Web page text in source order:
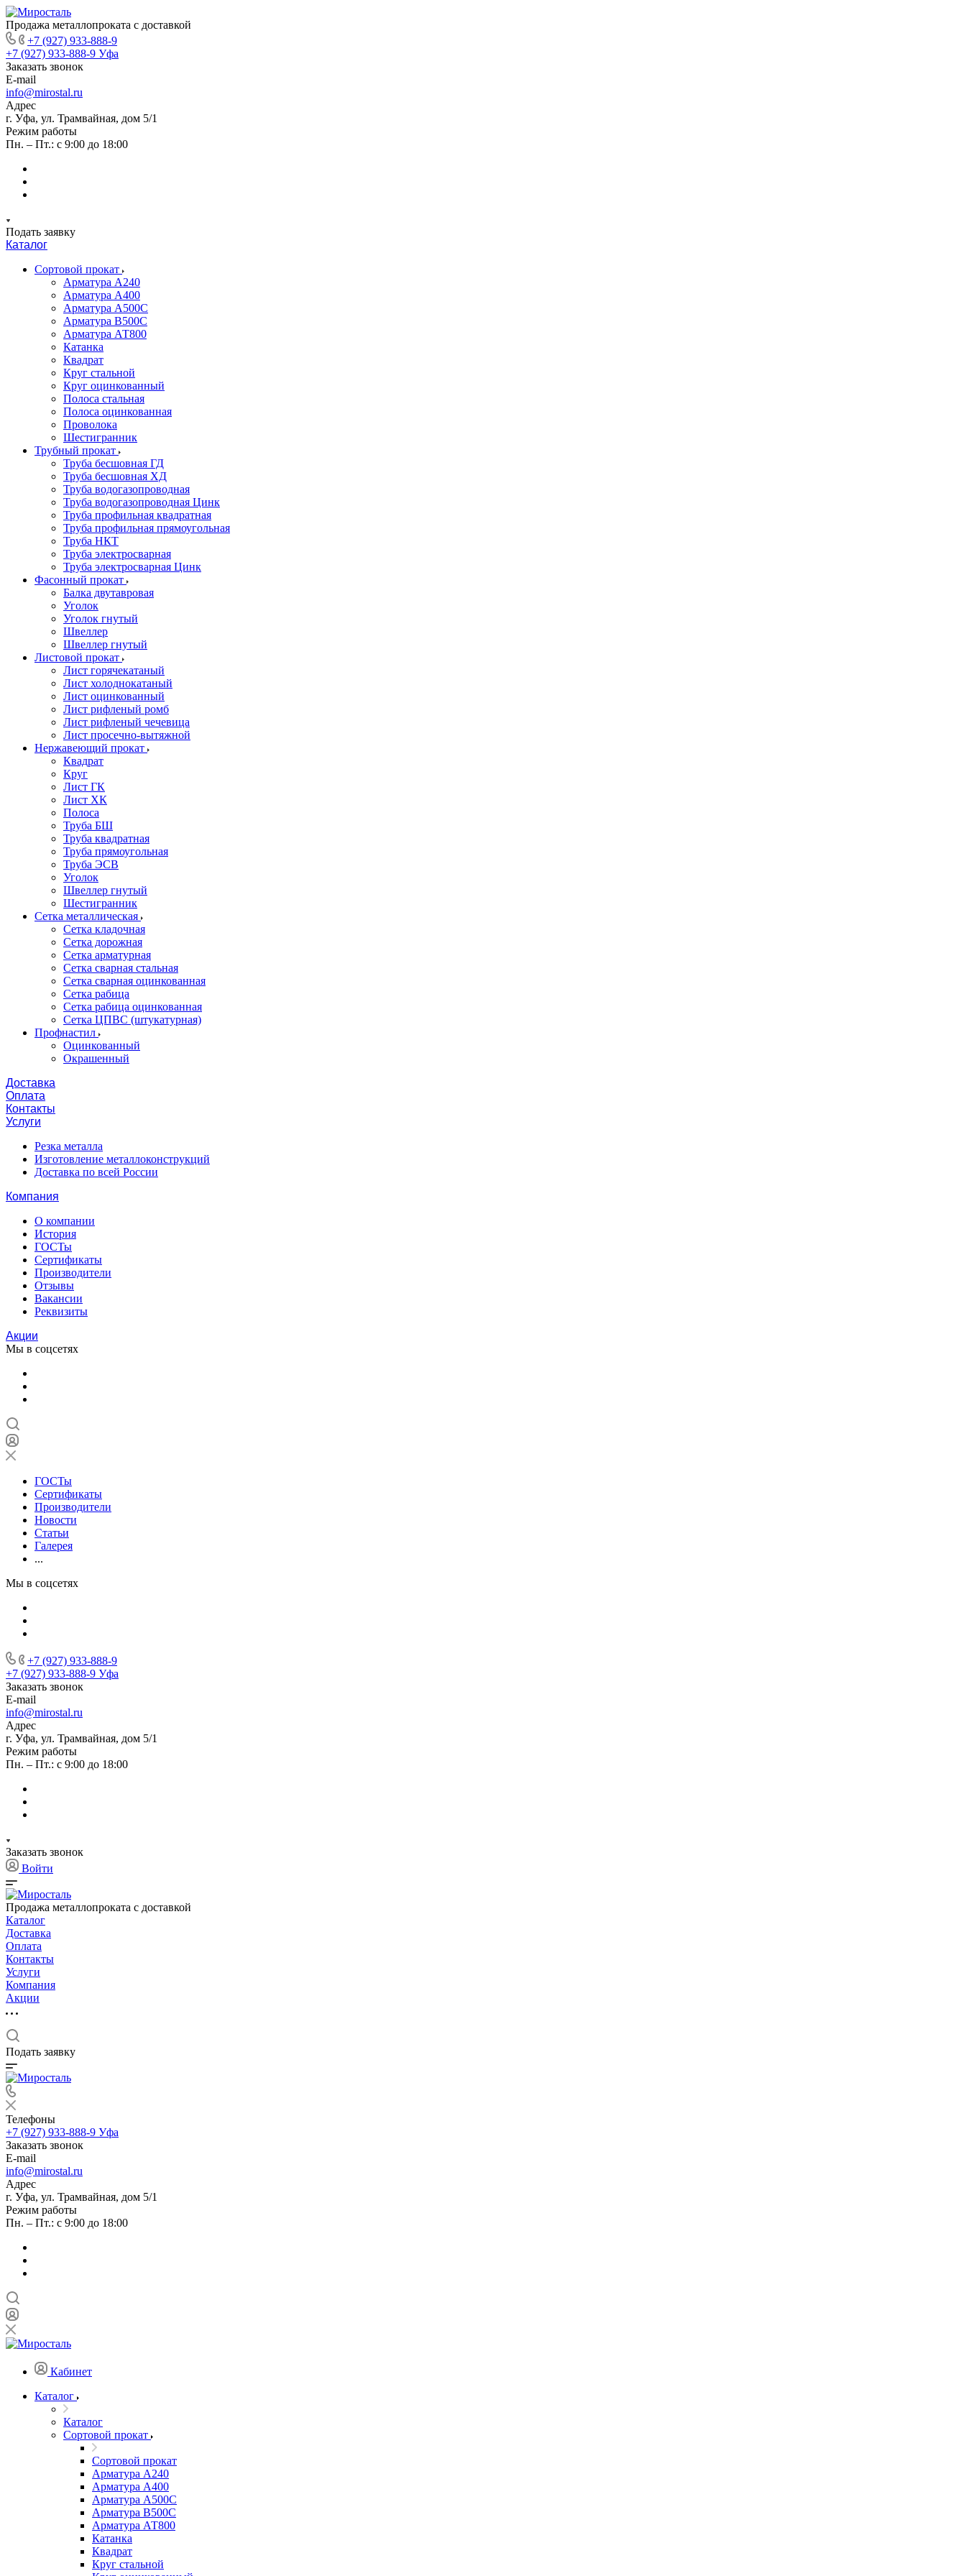
Продажа металлопроката с доставкой
+7 (927) 933-888-9
+7 (927) 933-888-9 Уфа
Заказать звонок
E-mail
info@mirostal.ru
Адрес
г. Уфа, ул. Трамвайная, дом 5/1
Режим работы
Пн. – Пт.: с 9:00 до 18:00
Подать заявку
Каталог
Сортовой прокат
Арматура А240
Арматура А400
Арматура А500C
Арматура В500С
Арматура АТ800
Катанка
Квадрат
Круг стальной
Круг оцинкованный
Полоса стальная
Полоса оцинкованная
Проволока
Шестигранник
Трубный прокат
Труба бесшовная ГД
Труба бесшовная ХД
Труба водогазопроводная
Труба водогазопроводная Цинк
Труба профильная квадратная
Труба профильная прямоугольная
Труба НКТ
Труба электросварная
Труба электросварная Цинк
Фасонный прокат
Балка двутавровая
Уголок
Уголок гнутый
Швеллер
Швеллер гнутый
Листовой прокат
Лист горячекатаный
Лист холоднокатаный
Лист оцинкованный
Лист рифленый ромб
Лист рифленый чечевица
Лист просечно-вытяжной
Нержавеющий прокат
Квадрат
Круг
Лист ГК
Лист ХК
Полоса
Труба БШ
Труба квадратная
Труба прямоугольная
Труба ЭСВ
Уголок
Швеллер гнутый
Шестигранник
Сетка металлическая
Сетка кладочная
Сетка дорожная
Сетка арматурная
Сетка сварная стальная
Сетка сварная оцинкованная
Сетка рабица
Сетка рабица оцинкованная
Сетка ЦПВС (штукатурная)
Профнастил
Оцинкованный
Окрашенный
Доставка
Оплата
Контакты
Услуги
Резка металла
Изготовление металлоконструкций
Доставка по всей России
Компания
О компании
История
ГОСТы
Сертификаты
Производители
Отзывы
Вакансии
Реквизиты
Акции
Мы в соцсетях
ГОСТы
Сертификаты
Производители
Новости
Статьи
Галерея
...
Мы в соцсетях
+7 (927) 933-888-9
+7 (927) 933-888-9 Уфа
Заказать звонок
E-mail
info@mirostal.ru
Адрес
г. Уфа, ул. Трамвайная, дом 5/1
Режим работы
Пн. – Пт.: с 9:00 до 18:00
Заказать звонок
Войти
Продажа металлопроката с доставкой
Каталог
Доставка
Оплата
Контакты
Услуги
Компания
Акции
Подать заявку
Телефоны
+7 (927) 933-888-9 Уфа
Заказать звонок
E-mail
info@mirostal.ru
Адрес
г. Уфа, ул. Трамвайная, дом 5/1
Режим работы
Пн. – Пт.: с 9:00 до 18:00
Кабинет
Каталог
Каталог
Сортовой прокат
Сортовой прокат
Арматура А240
Арматура А400
Арматура А500C
Арматура В500С
Арматура АТ800
Катанка
Квадрат
Круг стальной